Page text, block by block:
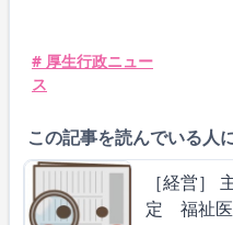
# 厚生行政ニュー
ス
この記事を読んでいる人
［経営］
定 福祉